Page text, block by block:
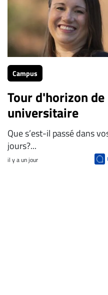
Campus
Tour d'horizon
universitaire
Que s’est-il passé dans
jours?...
il y a un jour